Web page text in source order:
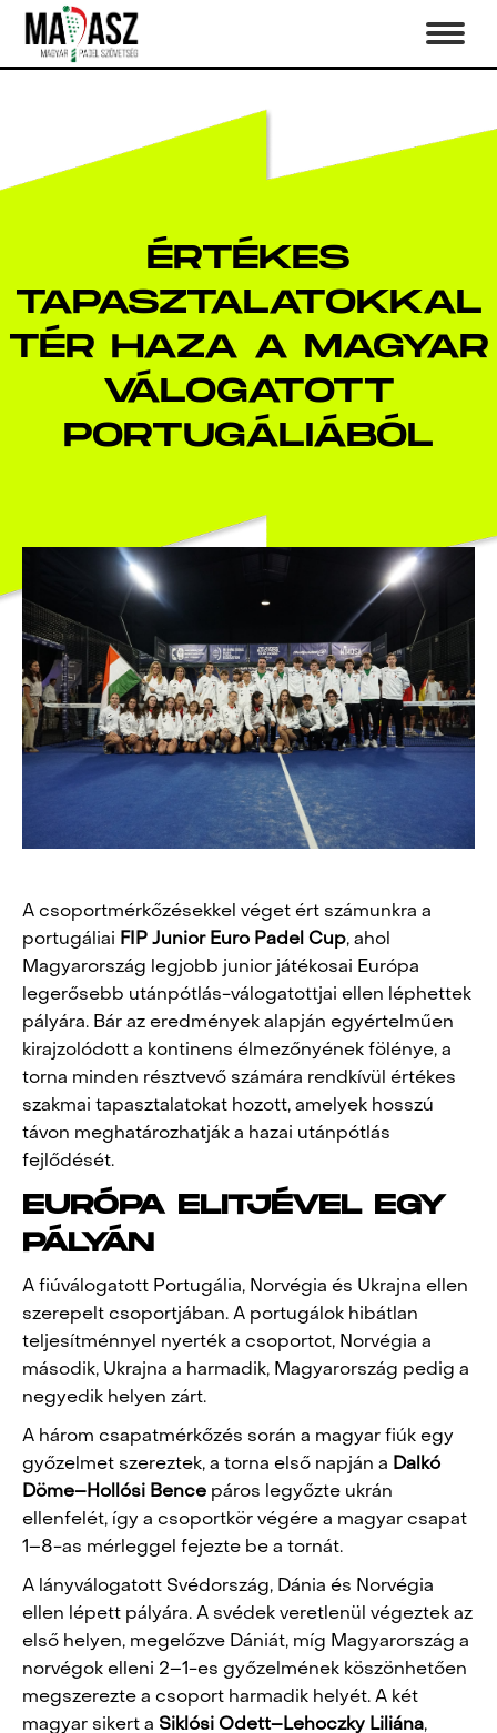
ÉRTÉKES
TAPASZTALATOKKAL
TÉR HAZA A MAGYAR
VÁLOGATOTT
PORTUGÁLIÁBÓL
A csoportmérkőzésekkel véget ért számunkra a
portugáliai FIP Junior Euro Padel Cup, ahol
Magyarország legjobb junior játékosai Európa
legerősebb utánpótlás-válogatottjai ellen léphettek
pályára. Bár az eredmények alapján egyértelműen
kirajzolódott a kontinens élmezőnyének fölénye, a
torna minden résztvevő számára rendkívül értékes
szakmai tapasztalatokat hozott, amelyek hosszú
távon meghatározhatják a hazai utánpótlás
fejlődését.
EURÓPA ELITJÉVEL EGY
PÁLYÁN
A fiúválogatott Portugália, Norvégia és Ukrajna ellen
szerepelt csoportjában. A portugálok hibátlan
teljesítménnyel nyerték a csoportot, Norvégia a
második, Ukrajna a harmadik, Magyarország pedig a
negyedik helyen zárt.
A három csapatmérkőzés során a magyar fiúk egy
győzelmet szereztek, a torna első napján a Dalkó
Döme–Hollósi Bence páros legyőzte ukrán
ellenfelét, így a csoportkör végére a magyar csapat
1–8-as mérleggel fejezte be a tornát.
A lányválogatott Svédország, Dánia és Norvégia
ellen lépett pályára. A svédek veretlenül végeztek az
első helyen, megelőzve Dániát, míg Magyarország a
norvégok elleni 2–1-es győzelmének köszönhetően
megszerezte a csoport harmadik helyét. A két
magyar sikert a Siklósi Odett–Lehoczky Liliána,